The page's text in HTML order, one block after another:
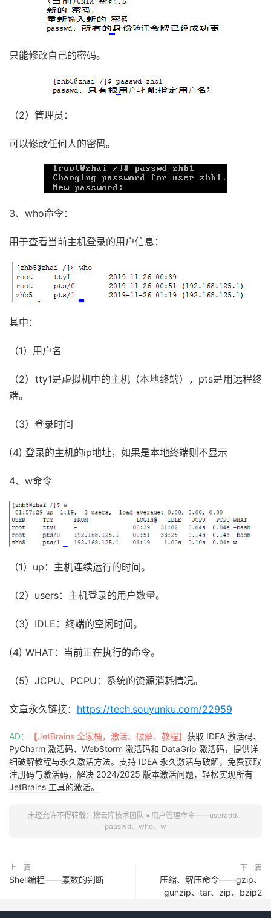
只能修改自己的密码。
（2）管理员：
可以修改任何人的密码。
3、who命令：
用于查看当前主机登录的用户信息：
其中：
（1）用户名
（2）tty1是虚拟机中的主机（本地终端），pts是用远程终
端。
（3）登录时间
(4) 登录的主机的ip地址，如果是本地终端则不显示
4、w命令
（1）up：主机连续运行的时间。
（2）users：主机登录的用户数量。
（3）IDLE：终端的空闲时间。
(4) WHAT：当前正在执行的命令。
（5）JCPU、PCPU：系统的资源消耗情况。
文章永久链接： https://tech.souyunku.com/22959
AD： 【JetBrains 全家桶，激活、破解、教程】 获取 IDEA 激活码、
PyCharm 激活码、WebStorm 激活码和 DataGrip 激活码，提供详
细破解教程与永久激活方法。支持 IDEA 永久激活与破解，免费获取
注册码与激活码，解决 2024/2025 版本激活问题，轻松实现所有
JetBrains 工具的激活。
未经允许不得转载： 搜云库技术团队 » 用户管理命令——useradd、
paaswd、who、w
上一篇
Shell编程——素数的判断
下一篇
压缩、解压命令——gzip、
gunzip、tar、zip、bzip2